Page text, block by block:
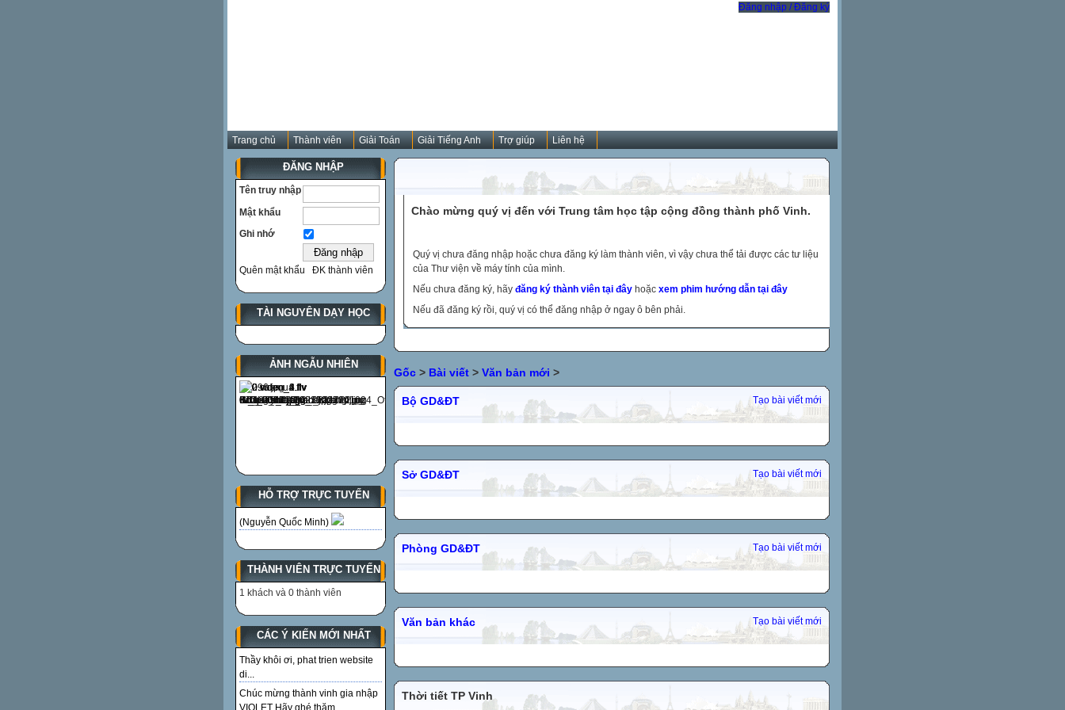
Đăng nhập / Đăng ký
Trang chủ Thành viên Giải Toán Giải Tiếng Anh Trợ giúp Liên hệ
ĐĂNG NHẬP
Tên truy nhập
Mật khẩu
Ghi nhớ
Quên mật khẩu ĐK thành viên
TÀI NGUYÊN DẠY HỌC
ẢNH NGẪU NHIÊN
HỖ TRỢ TRỰC TUYẾN
(Nguyễn Quốc Minh)
THÀNH VIÊN TRỰC TUYẾN
1 khách và 0 thành viên
CÁC Ý KIẾN MỚI NHẤT
Thầy khôi ơi, phat trien website
di...
Chúc mừng thành vinh gia nhập
VIOLET Hãy ghé thăm...
Chào mừng quý vị đến với Trung tâm học tập cộng đồng thành phố Vinh.
Quý vị chưa đăng nhập hoặc chưa đăng ký làm thành viên, vì vậy chưa thể tải được các tư liệu
của Thư viện về máy tính của mình.
Nếu chưa đăng ký, hãy đăng ký thành viên tại đây hoặc xem phim hướng dẫn tại đây
Nếu đã đăng ký rồi, quý vị có thể đăng nhập ở ngay ô bên phải.
Gốc > Bài viết > Văn bản mới >
Tạo bài viết mới
Bộ GD&ĐT
Tạo bài viết mới
Sở GD&ĐT
Tạo bài viết mới
Phòng GD&ĐT
Tạo bài viết mới
Văn bản khác
Thời tiết TP Vinh